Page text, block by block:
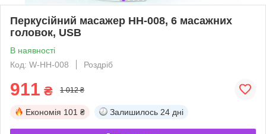
Перкусійний масажер HH-008, 6 масажних
головок, USB
В наявності
Код: W-HH-008
Роздріб
911 ₴ 1 012 ₴
Економія 101 ₴ Залишилось 24 дні